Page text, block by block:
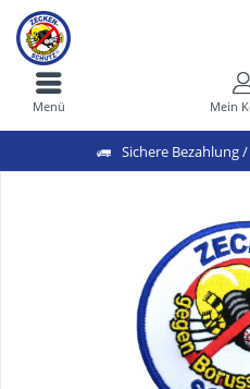
Sichere Bezahlung
Mein
Menü